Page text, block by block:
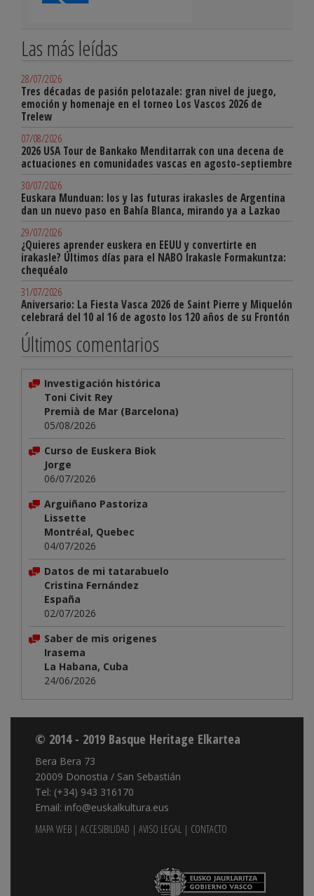
Las más leídas
28/07/2026
Tres décadas de pasión pelotazale: gran nivel de juego,
emoción y homenaje en el torneo Los Vascos 2026 de
Trelew
07/08/2026
2026 USA Tour de Bankako Menditarrak con una decena de
actuaciones en comunidades vascas en agosto-septiembre
30/07/2026
Euskara Munduan: los y las futuras irakasles de Argentina
dan un nuevo paso en Bahía Blanca, mirando ya a Lazkao
29/07/2026
¿Quieres aprender euskera en EEUU y convertirte en
irakasle? Últimos días para el NABO Irakasle Formakuntza:
chequéalo
31/07/2026
Aniversario: La Fiesta Vasca 2026 de Saint Pierre y Miquelón
celebrará del 10 al 16 de agosto los 120 años de su Frontón
Últimos comentarios
Investigación histórica
Toni Civit Rey
Premià de Mar (Barcelona)
05/08/2026
Curso de Euskera Biok
Jorge
06/07/2026
Arguiñano Pastoriza
Lissette
Montréal, Quebec
04/07/2026
Datos de mi tatarabuelo
Cristina Fernández
España
02/07/2026
Saber de mis origenes
Irasema
La Habana, Cuba
24/06/2026
© 2014 - 2019 Basque Heritage Elkartea
Bera Bera 73
20009 Donostia / San Sebastián
Tel: (+34) 943 316170
Email: info@euskalkultura.eus
MAPA WEB | ACCESIBILIDAD | AVISO LEGAL | CONTACTO